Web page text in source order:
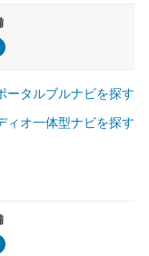
ータルブルナビを探す
ィオ一体型ナビを探す